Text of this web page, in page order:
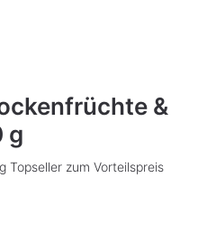
&
g
Topseller zum Vorteilspreis